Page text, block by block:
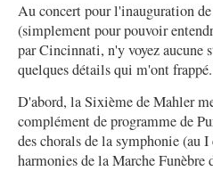
Au concert pour l'inauguration
(simplement pour pouvoir
par Cincinnati, n'y voyez aucune
quelques détails qui m'ont frappé.
D'abord, la Sixième de Mahler
complément de programme de
des chorals de la symphonie
harmonies de la Marche Funèbre